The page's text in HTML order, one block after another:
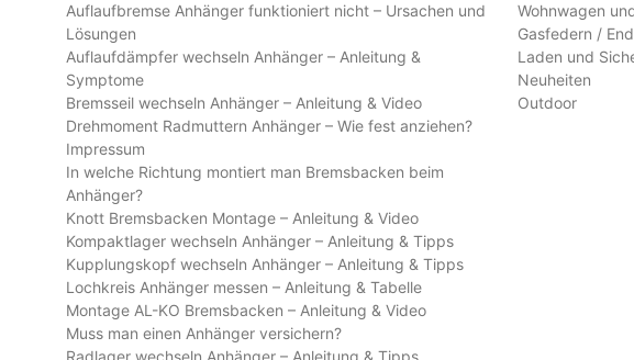
Auflaufbremse Anhänger funktioniert nicht – Ursachen und
Lösungen
Auflaufdämpfer wechseln Anhänger – Anleitung &
Symptome
Bremsseil wechseln Anhänger – Anleitung & Video
Drehmoment Radmuttern Anhänger – Wie fest anziehen?
Impressum
In welche Richtung montiert man Bremsbacken beim
Anhänger?
Knott Bremsbacken Montage – Anleitung & Video
Kompaktlager wechseln Anhänger – Anleitung & Tipps
Kupplungskopf wechseln Anhänger – Anleitung & Tipps
Lochkreis Anhänger messen – Anleitung & Tabelle
Montage AL-KO Bremsbacken – Anleitung & Video
Muss man einen Anhänger versichern?
Wohnwagen
Gasfedern /
Laden und
Neuheiten
Outdoor